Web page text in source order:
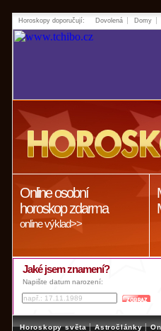
Horoskopy doporučují: Dovolená Domy
Online osobní
horoskop zdarma
online výklad>>
Jaké jsem znamení?
Napište datum narození:
Horoskopy světa | Astročlánky |